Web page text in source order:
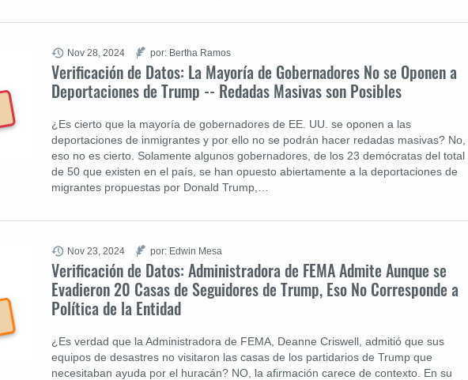
Verificación de Datos: La Mayoría de Gobernadores No se Oponen a
Deportaciones de Trump -- Redadas Masivas son Posibles
¿Es cierto que la mayoría de gobernadores de EE. UU. se oponen a las
deportaciones de inmigrantes y por ello no se podrán hacer redadas masivas? No,
eso no es cierto. Solamente algunos gobernadores, de los 23 demócratas del total
de 50 que existen en el país, se han opuesto abiertamente a la deportaciones de
migrantes propuestas por Donald Trump,…
Nov 28, 2024 por: Bertha Ramos
Verificación de Datos: Administradora de FEMA Admite Aunque se
Evadieron 20 Casas de Seguidores de Trump, Eso No Corresponde a
Política de la Entidad
¿Es verdad que la Administradora de FEMA, Deanne Criswell, admitió que sus
equipos de desastres no visitaron las casas de los partidarios de Trump que
necesitaban ayuda por el huracán? NO, la afirmación carece de contexto. En su
Nov 23, 2024 por: Edwin Mesa